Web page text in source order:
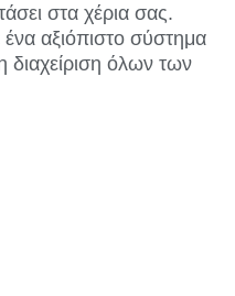
στα χέρια σας.
αξιόπιστο σύστημα
όλων των